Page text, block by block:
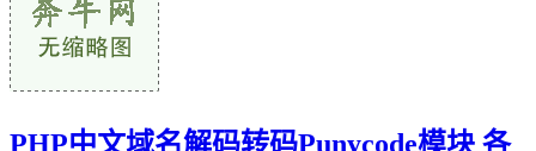
PHP中文域名解码转码Punycode模块 各